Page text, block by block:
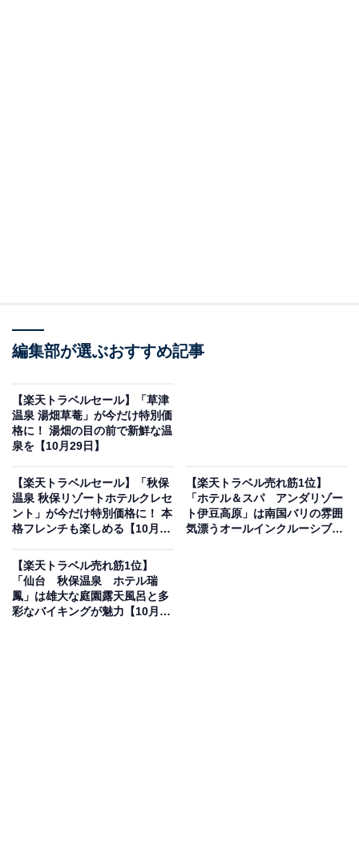
画像出典：楽天トラベル
で宿泊可能です。
楽天トラベルでホテルを見る
編集部が選ぶおすすめ記事
【楽天トラベルセール】「草津
温泉 湯畑草菴」が今だけ特別価
格に！ 湯畑の目の前で新鮮な温
泉を【10月29日】
【楽天トラベルセール】「秋保
温泉 秋保リゾートホテルクレセ
ント」が今だけ特別価格に！ 本
格フレンチも楽しめる【10月29
【楽天トラベル売れ筋1位】
「ホテル＆スパ アンダリゾー
ト伊豆高原」は南国バリの雰囲
気漂うオールインクルーシブの
【楽天トラベル売れ筋1位】
「仙台 秋保温泉 ホテル瑞
鳳」は雄大な庭園露天風呂と多
彩なバイキングが魅力【10月29